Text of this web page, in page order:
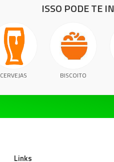
ISSO PODE TE
CERVEJAS BISCOITO
Links